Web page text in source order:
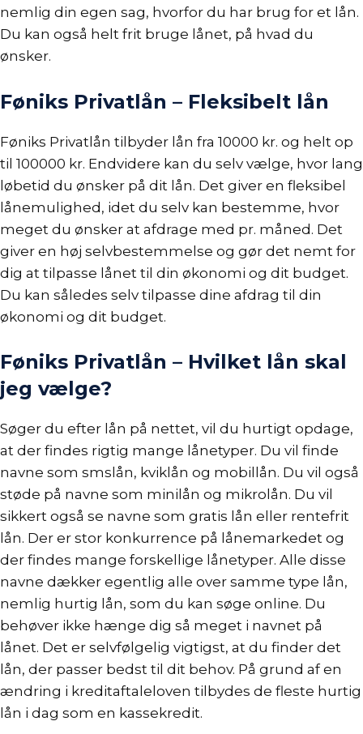
nemlig din egen sag, hvorfor du har brug for et lån.
Du kan også helt frit bruge lånet, på hvad du
ønsker.
Føniks Privatlån – Fleksibelt lån
Føniks Privatlån tilbyder lån fra 10000 kr. og helt op
til 100000 kr. Endvidere kan du selv vælge, hvor lang
løbetid du ønsker på dit lån. Det giver en fleksibel
lånemulighed, idet du selv kan bestemme, hvor
meget du ønsker at afdrage med pr. måned. Det
giver en høj selvbestemmelse og gør det nemt for
dig at tilpasse lånet til din økonomi og dit budget.
Du kan således selv tilpasse dine afdrag til din
økonomi og dit budget.
Føniks Privatlån – Hvilket lån skal
jeg vælge?
Søger du efter lån på nettet, vil du hurtigt opdage,
at der findes rigtig mange lånetyper. Du vil finde
navne som smslån, kviklån og mobillån. Du vil også
støde på navne som minilån og mikrolån. Du vil
sikkert også se navne som gratis lån eller rentefrit
lån. Der er stor konkurrence på lånemarkedet og
der findes mange forskellige lånetyper. Alle disse
navne dækker egentlig alle over samme type lån,
nemlig hurtig lån, som du kan søge online. Du
behøver ikke hænge dig så meget i navnet på
lånet. Det er selvfølgelig vigtigst, at du finder det
lån, der passer bedst til dit behov. På grund af en
ændring i kreditaftaleloven tilbydes de fleste hurtig
lån i dag som en kassekredit.